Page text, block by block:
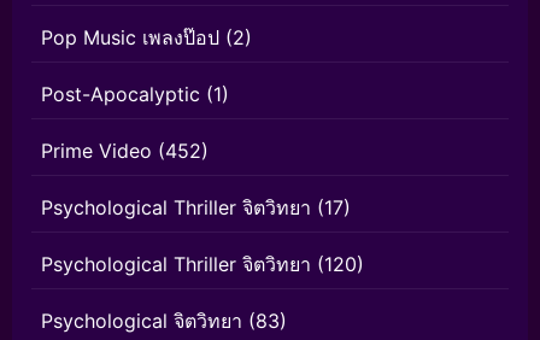
Pop Music เพลงป๊อป (2)
Post-Apocalyptic (1)
Prime Video (452)
Psychological Thriller จิตวิทยา (17)
Psychological Thriller จิตวิทยา (120)
Psychological จิตวิทยา (83)